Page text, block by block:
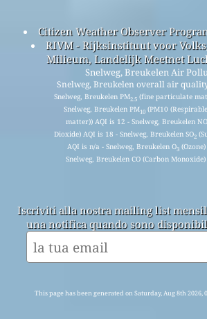
Citizen Weather Observer
RIVM - Rijksinstituut voor
Milieum, Landelijk Meetnet
Snelweg, Breukelen Air
Snelweg, Breukelen overall air
Snelweg, Breukelen PM2.5(fine particulate
Snelweg, Breukelen PM10(PM10
matter)) AQI is 12 - Snelweg, Breukelen
Dioxide) AQI is 18 - Snelweg, Breukelen SO2
AQI is n/a - Snelweg, Breukelen O3
Snelweg, Breukelen CO (Carbon
Iscriviti alla nostra mailing list
una notifica quando sono
This page has been generated on Saturday, Aug 8th 2026,